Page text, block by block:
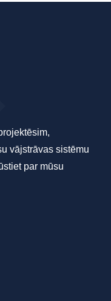
vājstrāvas sistēmu
par mūsu